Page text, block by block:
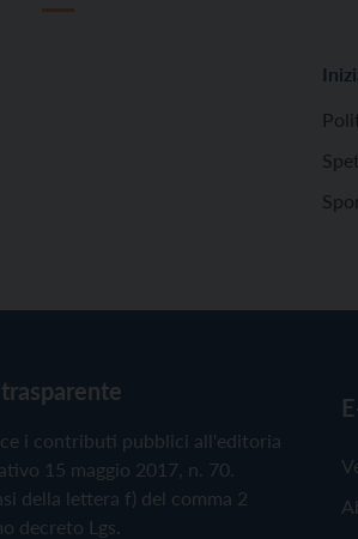
i contributi pubblici all'editoria
15 maggio 2017, n. 70.
della lettera f) del comma 2
decreto Lgs.